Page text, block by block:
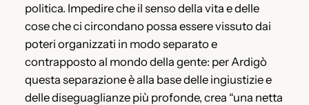
politica. Impedire che il senso della vita e delle
cose che ci circondano possa essere vissuto dai
poteri organizzati in modo separato e
contrapposto al mondo della gente: per Ardigò
questa separazione è alla base delle ingiustizie e
delle diseguaglianze più profonde, crea “una netta